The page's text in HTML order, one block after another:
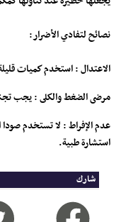
نصائح لتفادي الأضرار:
الاعتدال : استخدم كميات
مرضى الضغط والكلى : يجب
عدم الإفراط : لا تستخدم
استشارة طبية.
شارك